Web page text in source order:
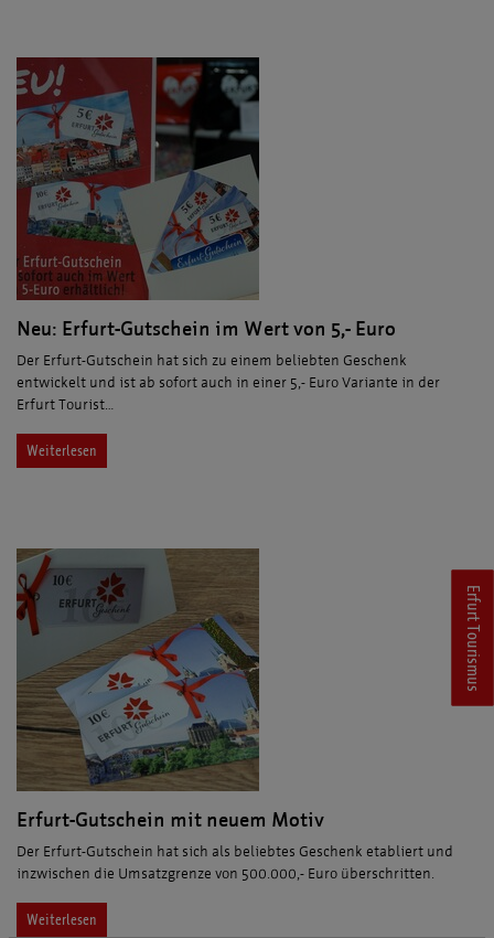
Neu: Erfurt-Gutschein im Wert von 5,- Euro
Der Erfurt-Gutschein hat sich zu einem beliebten Geschenk
entwickelt und ist ab sofort auch in einer 5,- Euro Variante in der
Erfurt Tourist…
Weiterlesen
Erfurt-Gutschein mit neuem Motiv
Der Erfurt-Gutschein hat sich als beliebtes Geschenk etabliert und
inzwischen die Umsatzgrenze von 500.000,- Euro überschritten.
Weiterlesen
Erfurt Tourismus